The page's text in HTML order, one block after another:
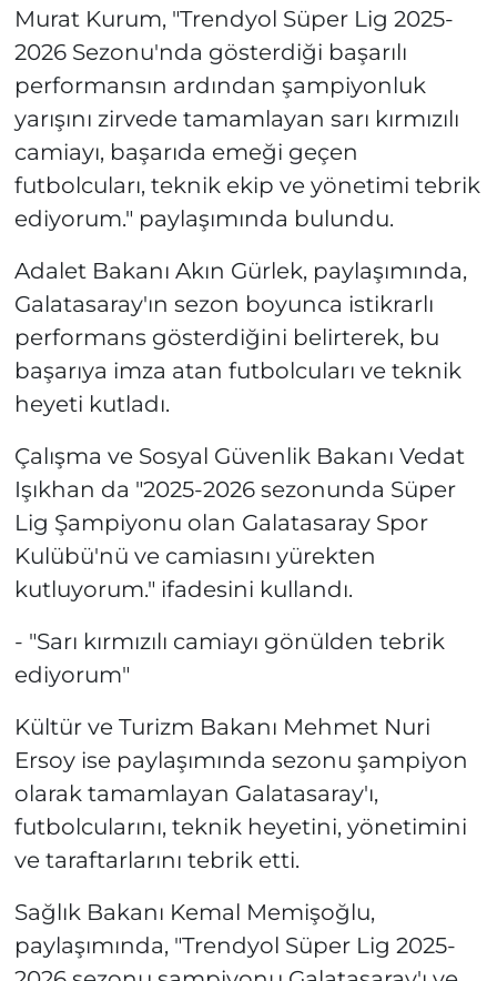
Murat Kurum, "Trendyol Süper Lig 2025-
2026 Sezonu'nda gösterdiği başarılı
performansın ardından şampiyonluk
yarışını zirvede tamamlayan sarı kırmızılı
camiayı, başarıda emeği geçen
futbolcuları, teknik ekip ve yönetimi tebrik
ediyorum." paylaşımında bulundu.
Adalet Bakanı Akın Gürlek, paylaşımında,
Galatasaray'ın sezon boyunca istikrarlı
performans gösterdiğini belirterek, bu
başarıya imza atan futbolcuları ve teknik
heyeti kutladı.
Çalışma ve Sosyal Güvenlik Bakanı Vedat
Işıkhan da "2025-2026 sezonunda Süper
Lig Şampiyonu olan Galatasaray Spor
Kulübü'nü ve camiasını yürekten
kutluyorum." ifadesini kullandı.
- "Sarı kırmızılı camiayı gönülden tebrik
ediyorum"
Kültür ve Turizm Bakanı Mehmet Nuri
Ersoy ise paylaşımında sezonu şampiyon
olarak tamamlayan Galatasaray'ı,
futbolcularını, teknik heyetini, yönetimini
ve taraftarlarını tebrik etti.
Sağlık Bakanı Kemal Memişoğlu,
paylaşımında, "Trendyol Süper Lig 2025-